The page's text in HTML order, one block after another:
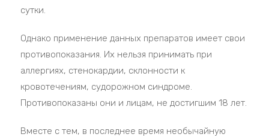
сутки.
Однако применение данных препаратов имеет свои
противопоказания. Их нельзя принимать при
аллергиях, стенокардии, склонности к
кровотечениям, судорожном синдроме.
Противопоказаны они и лицам, не достигшим 18 лет.
Вместе с тем, в последнее время необычайную